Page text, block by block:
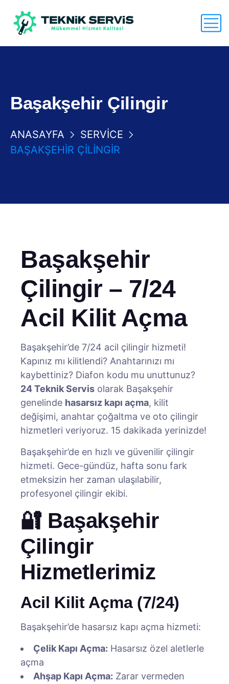
Başakşehir Çilingir
ANASAYFA
SERVICE
BAŞAKŞEHIR ÇILINGIR
Başakşehir
Çilingir – 7/24
Acil Kilit Açma
Başakşehir’de 7/24 acil çilingir hizmeti!
Kapınız mı kilitlendi? Anahtarınızı mı
kaybettiniz? Diafon kodu mu unuttunuz?
24 Teknik Servis olarak Başakşehir
genelinde hasarsız kapı açma, kilit
değişimi, anahtar çoğaltma ve oto çilingir
hizmetleri veriyoruz. 15 dakikada yerinizde!
Başakşehir’de en hızlı ve güvenilir çilingir
hizmeti. Gece-gündüz, hafta sonu fark
etmeksizin her zaman ulaşılabilir,
profesyonel çilingir ekibi.
🔐 Başakşehir
Çilingir
Hizmetlerimiz
Acil Kilit Açma (7/24)
Başakşehir’de hasarsız kapı açma hizmeti:
Çelik Kapı Açma: Hasarsız özel aletlerle
açma
Ahşap Kapı Açma: Zarar vermeden